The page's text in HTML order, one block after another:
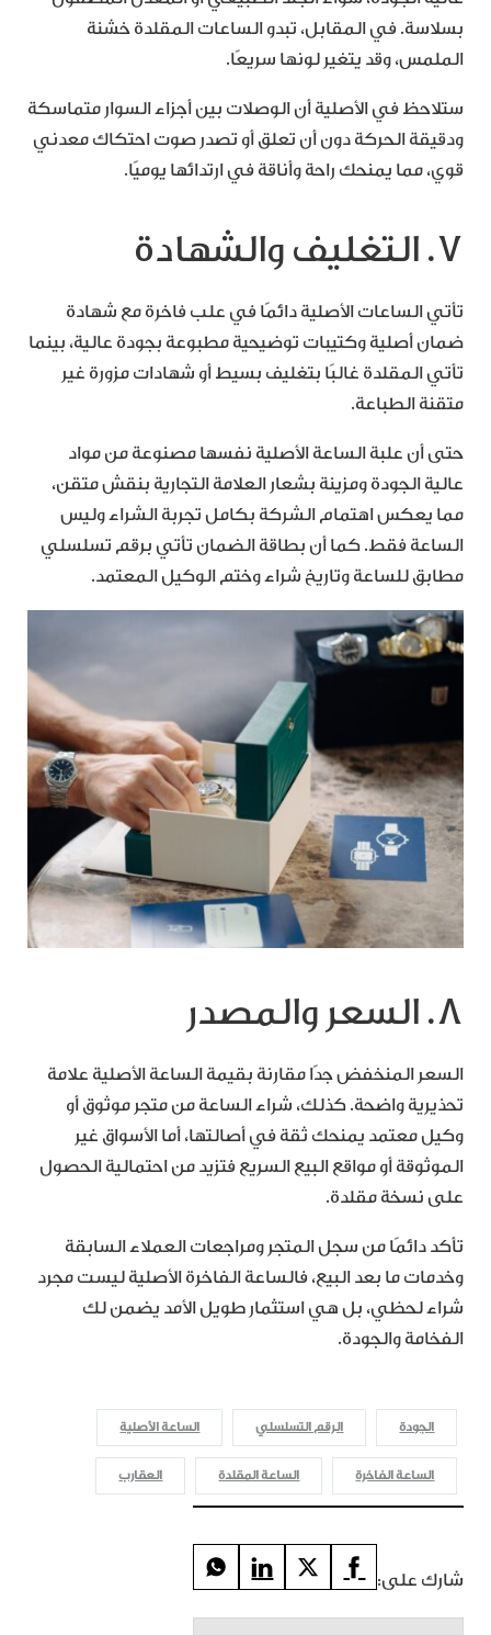
بسلاسة. في المقابل، تبدو الساعات المقلدة خشنة
الملمس، وقد يتغير لونها سريعًا.
ستلاحظ في الأصلية أن الوصلات بين أجزاء السوار متماسكة
ودقيقة الحركة دون أن تعلق أو تصدر صوت احتكاك معدني
قوي، مما يمنحك راحة وأناقة في ارتدائها يوميًا.
7. التغليف والشهادة
تأتي الساعات الأصلية دائمًا في علب فاخرة مع شهادة
ضمان أصلية وكتيبات توضيحية مطبوعة بجودة عالية، بينما
تأتي المقلدة غالبًا بتغليف بسيط أو شهادات مزورة غير
متقنة الطباعة.
حتى أن علبة الساعة الأصلية نفسها مصنوعة من مواد
عالية الجودة ومزينة بشعار العلامة التجارية بنقش متقن،
مما يعكس اهتمام الشركة بكامل تجربة الشراء وليس
الساعة فقط. كما أن بطاقة الضمان تأتي برقم تسلسلي
مطابق للساعة وتاريخ شراء وختم الوكيل المعتمد.
8. السعر والمصدر
السعر المنخفض جدًا مقارنة بقيمة الساعة الأصلية علامة
تحذيرية واضحة. كذلك، شراء الساعة من متجر موثوق أو
وكيل معتمد يمنحك ثقة في أصالتها، أما الأسواق غير
الموثوقة أو مواقع البيع السريع فتزيد من احتمالية الحصول
على نسخة مقلدة.
تأكد دائمًا من سجل المتجر ومراجعات العملاء السابقة
وخدمات ما بعد البيع، فالساعة الفاخرة الأصلية ليست مجرد
شراء لحظي، بل هي استثمار طويل الأمد يضمن لك
الفخامة والجودة.
الجودة الرقم التسلسلي الساعة الأصلية
الساعة الفاخرة الساعة المقلدة العقارب
شارك على: